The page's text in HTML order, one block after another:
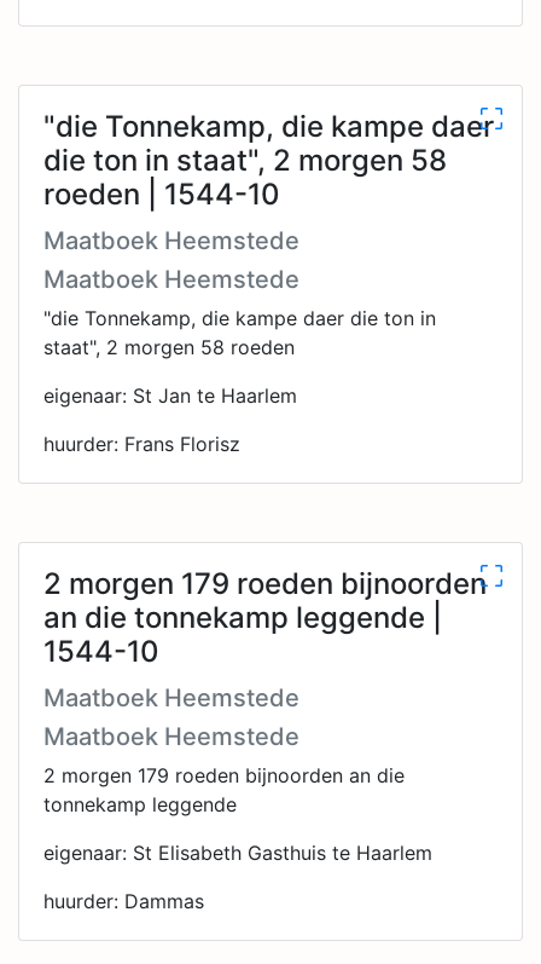
"die Tonnekamp, die kampe daer
die ton in staat", 2 morgen 58
roeden | 1544-10
Maatboek Heemstede
Maatboek Heemstede
"die Tonnekamp, die kampe daer die ton in
staat", 2 morgen 58 roeden
eigenaar: St Jan te Haarlem
huurder: Frans Florisz
2 morgen 179 roeden bijnoorden
an die tonnekamp leggende |
1544-10
Maatboek Heemstede
Maatboek Heemstede
2 morgen 179 roeden bijnoorden an die
tonnekamp leggende
eigenaar: St Elisabeth Gasthuis te Haarlem
huurder: Dammas